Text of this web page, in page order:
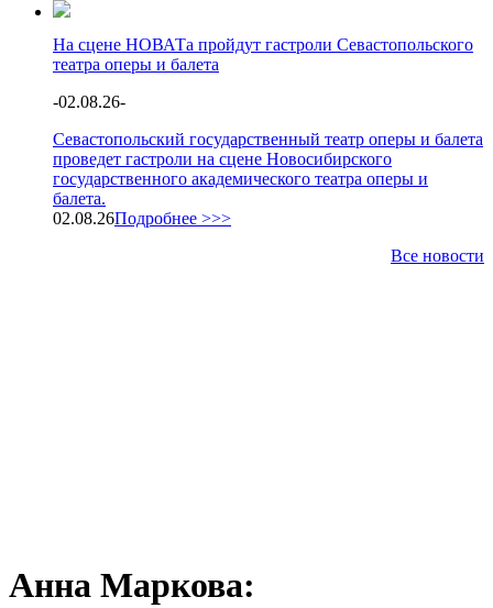
На сцене НОВАТа пройдут гастроли Севастопольского
театра оперы и балета
-02.08.26-
Севастопольский государственный театр оперы и балета
проведет гастроли на сцене Новосибирского
государственного академического театра оперы и
балета.
02.08.26Подробнее >>>
Все новости
Анна Маркова: